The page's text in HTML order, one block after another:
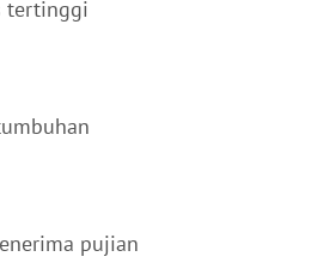
tertinggi
pujian